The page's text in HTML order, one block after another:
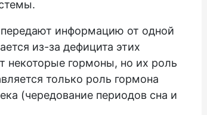
информацию от одной
из-за дефицита этих
некоторые гормоны, но их роль
только роль гормона
(чередование периодов сна и